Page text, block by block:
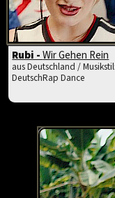
Rubi -Wir Gehen Rein
aus Deutschland / Musikstil:
DeutschRap Dance